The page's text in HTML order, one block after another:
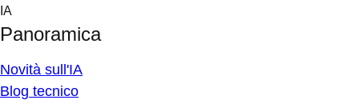
Skip
content
IA
Panoramica
Novità sull'IA
Blog tecnico